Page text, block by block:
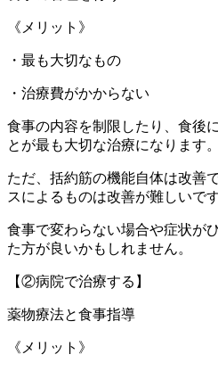
《メリット》
・最も大切なもの
・治療費がかからない
食事の内容を制限したり、食後
とが最も大切な治療になります。
ただ、括約筋の機能自体は改善
スによるものは改善が難しいです
食事で変わらない場合や症状が
た方が良いかもしれません。
【②病院で治療する】
薬物療法と食事指導
《メリット》